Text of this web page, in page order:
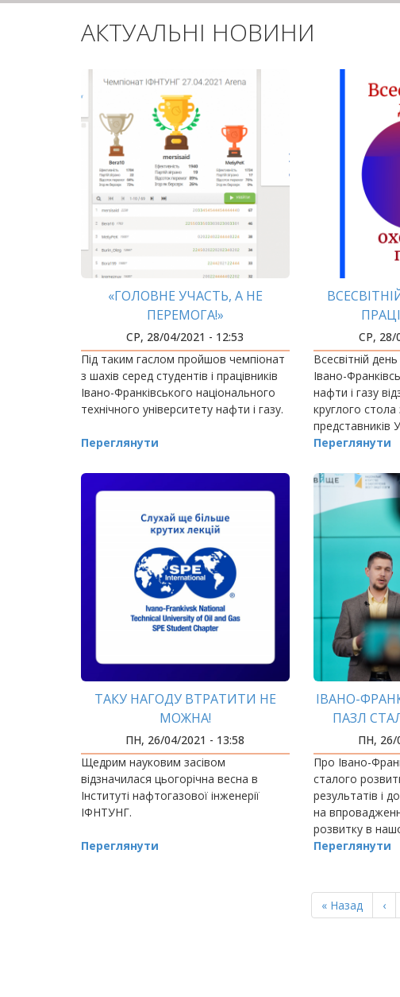
АКТУАЛЬНІ НОВИНИ
«ГОЛОВНЕ УЧАСТЬ, А НЕ
ПЕРЕМОГА!»
СР, 28/04/2021 - 12:53
​​​​​​​Під таким гаслом пройшов чемпіонат
з шахів серед студентів і працівників
Івано-Франківського національного
технічного університету нафти і газу.
Переглянути
СР, 28/
Всесвітній
Івано-
нафти і газу
круглого
представників
Івано-
Переглянути
ТАКУ НАГОДУ ВТРАТИТИ НЕ
МОЖНА!
ПН, 26/04/2021 - 13:58
Щедрим науковим засівом
відзначилася цьогорічна весна в
Інституті нафтогазової інженерії
ІФНТУНГ.
Переглянути
ІВАНО-
ПАЗЛ
ПН, 26/
Про Івано-
сталого
результатів і
на
розвитку в
на Форумі
Переглянути
Перша
сторінка
« Назад ‹